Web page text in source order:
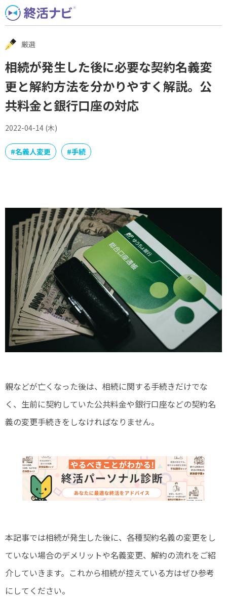
Skip
to
content
厳選
相続が発生した後に必要な契約名義変
更と解約方法を分かりやすく解説。公
共料金と銀行口座の対応
2022-04-14 (木)
#名義人変更 #手続
親などが亡くなった後は、相続に関する手続きだけでな
く、生前に契約していた公共料金や銀行口座などの契約名
義の変更手続きをしなければなりません。
本記事では相続が発生した後に、各種契約名義の変更をし
ていない場合のデメリットや名義変更、解約の流れをご紹
介していきます。これから相続が控えている方はぜひ参考
にしてください。